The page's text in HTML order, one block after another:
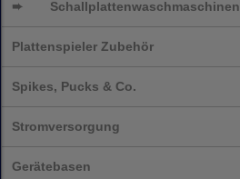
➨ Schallplattenwaschmaschinen
Plattenspieler Zubehör
Spikes, Pucks & Co.
Stromversorgung
Gerätebasen